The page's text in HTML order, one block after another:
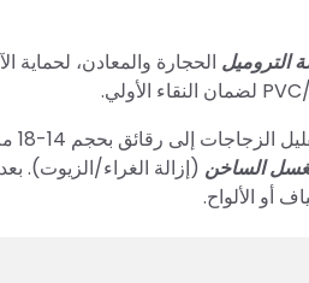
التروميل الحجارة والمعادن، لحماية
.
الساخن (إزالة الغراء/الزيوت).
أو الألواح.